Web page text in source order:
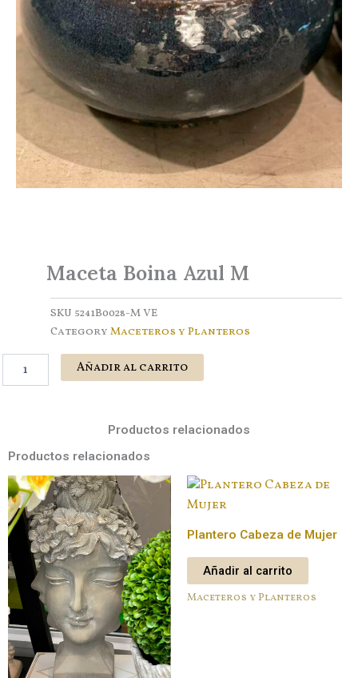
Maceta Boina Azul M
SKU 5241B0028-M VE
Category Maceteros y Planteros
Boina
Añadir al carrito
Productos relacionados
Productos relacionados
Plantero Cabeza de Mujer
Añadir al carrito
Maceteros y Planteros